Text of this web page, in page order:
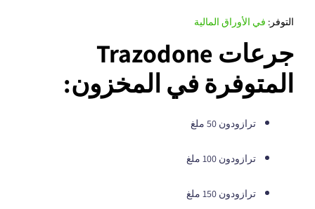
5.00
من 5 بناءً
على تقييم
عميل
التوفر:في الأوراق المالية
جرعات Trazodone
المتوفرة في المخزون:
ترازودون 50 ملغ
ترازودون 100 ملغ
ترازودون 150 ملغ